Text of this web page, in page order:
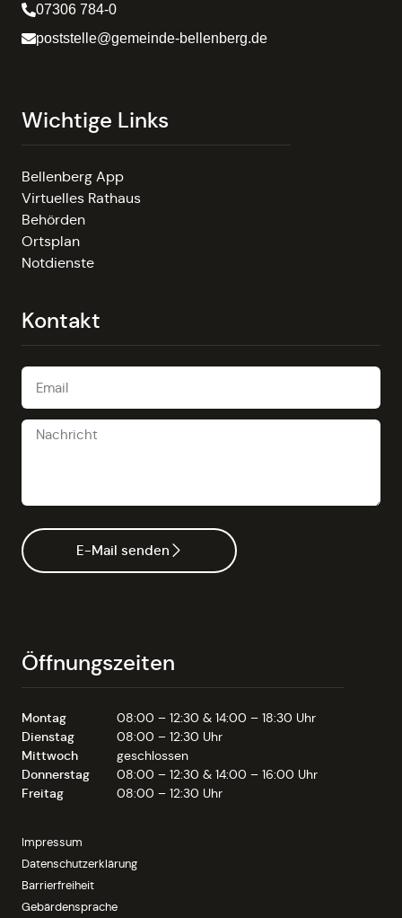
07306 784-0
poststelle@gemeinde-bellenberg.de
Wichtige Links
Bellenberg App
Virtuelles Rathaus
Behörden
Ortsplan
Notdienste
Kontakt
E-Mail senden
Öffnungszeiten
Montag
08:00 – 12:30 & 14:00 – 18:30 Uhr
Dienstag
08:00 – 12:30 Uhr
Mittwoch
geschlossen
Donnerstag
08:00 – 12:30 & 14:00 – 16:00 Uhr
Freitag
08:00 – 12:30 Uhr
Impressum
Datenschutzerklärung
Barrierfreiheit
Gebärdensprache